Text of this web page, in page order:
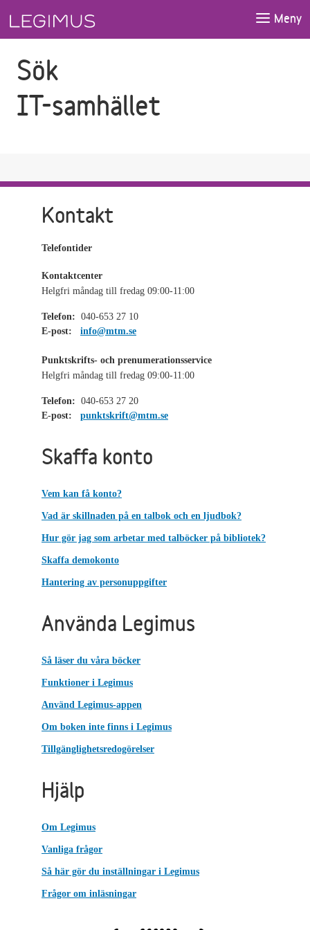
Meny
Sök
IT-samhället
Kontakt
Telefontider
Kontaktcenter
Helgfri måndag till fredag 09:00-11:00
Telefon: 040-653 27 10
E-post:
info@mtm.se
Punktskrifts- och prenumerationsservice
Helgfri måndag till fredag 09:00-11:00
Telefon: 040-653 27 20
E-post:
punktskrift@mtm.se
Skaffa konto
Vem kan få konto?
Vad är skillnaden på en talbok och en ljudbok?
Hur gör jag som arbetar med talböcker på bibliotek?
Skaffa demokonto
Hantering av personuppgifter
Använda Legimus
Så läser du våra böcker
Funktioner i Legimus
Använd Legimus-appen
Om boken inte finns i Legimus
Tillgänglighetsredogörelser
Hjälp
Om Legimus
Vanliga frågor
Så här gör du inställningar i Legimus
Frågor om inläsningar